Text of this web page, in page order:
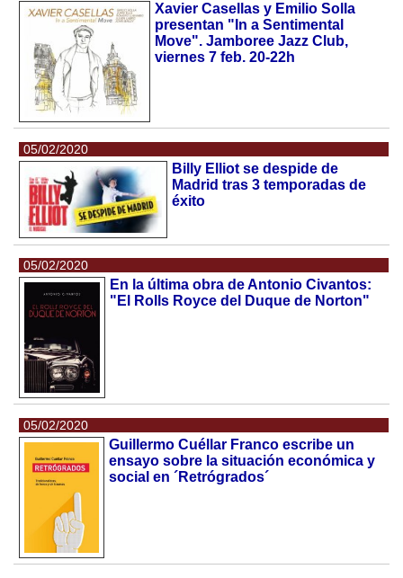
Xavier Casellas y Emilio Solla
presentan "In a Sentimental
Move". Jamboree Jazz Club,
viernes 7 feb. 20-22h
05/02/2020
Billy Elliot se despide de
Madrid tras 3 temporadas de
éxito
05/02/2020
En la última obra de Antonio Civantos:
"El Rolls Royce del Duque de Norton"
05/02/2020
Guillermo Cuéllar Franco escribe un
ensayo sobre la situación económica y
social en ´Retrógrados´